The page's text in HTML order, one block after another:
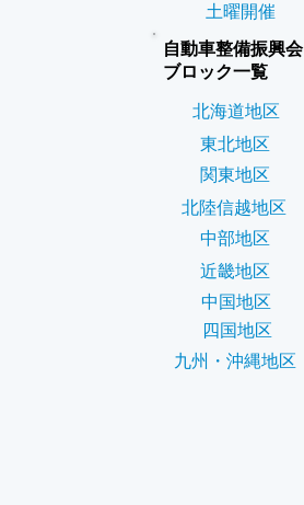
自動車整備振興会
ブロック一覧
北海道地区
東北地区
関東地区
北陸信越地区
中部地区
近畿地区
中国地区
四国地区
九州・沖縄地区
土曜開催